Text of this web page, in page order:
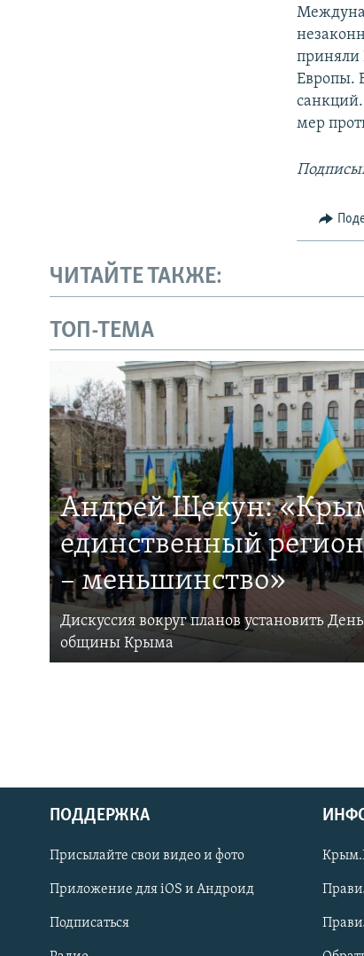
Українською
Qırımtatar
ПРИСОЕДИНЯЙТЕСЬ!
приняли
Европы.
мер
ЧИТАЙТЕ ТАКЖЕ:
ТОП-ТЕМА
Андрей Щекун:
единственный
– меньшинство»
Дискуссия вокруг планов установить
общины Крыма
ПОДДЕРЖКА
Присылайте свои видео и фото
Приложение для iOS и Андроид
Подписаться